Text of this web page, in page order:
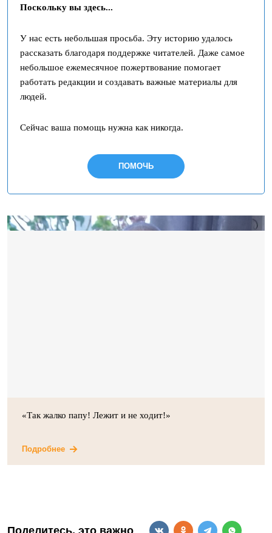
Поскольку вы здесь...
У нас есть небольшая просьба. Эту историю удалось
рассказать благодаря поддержке читателей. Даже самое
небольшое ежемесячное пожертвование помогает
работать редакции и создавать важные материалы для
людей.
Сейчас ваша помощь нужна как никогда.
ПОМОЧЬ
«Так жалко папу! Лежит и не ходит!»
Подробнее
Поделитесь, это важно